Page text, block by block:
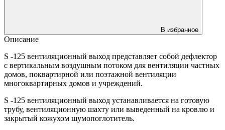
В избранное
Описание
S -125 вентиляционный выход представляет собой дефлектор
с вертикальным воздушным потоком для вентиляции частных
домов, поквартирной или поэтажной вентиляции
многоквартирных домов и учреждений.
S -125 вентиляционный выход устанавливается на готовую
трубу, вентиляционную шахту или выведенный на кровлю и
закрытый кожухом шумопоглотитель.